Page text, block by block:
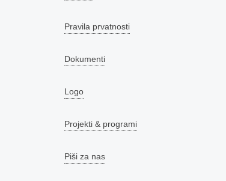
Pravila prvatnosti
Dokumenti
Logo
Projekti & programi
Piši za nas